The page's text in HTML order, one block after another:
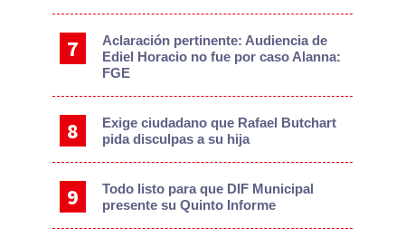
Aclaración pertinente: Audiencia de
Ediel Horacio no fue por caso Alanna:
FGE
Exige ciudadano que Rafael Butchart
pida disculpas a su hija
Todo listo para que DIF Municipal
presente su Quinto Informe